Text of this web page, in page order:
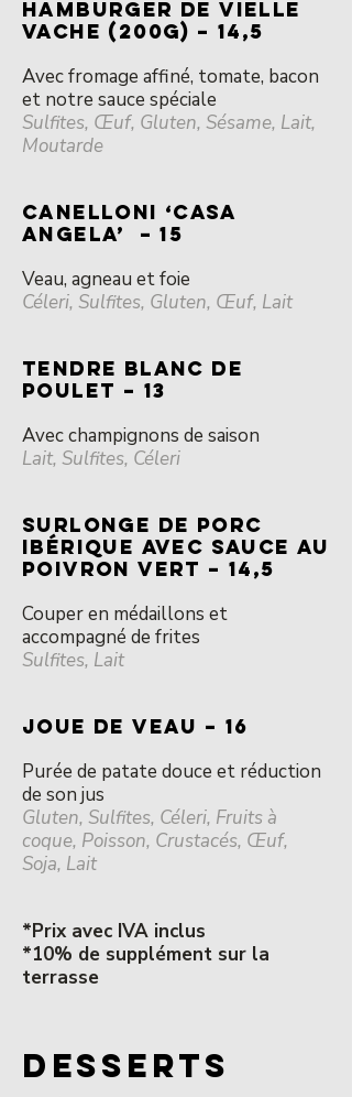
HAMBURGER DE VIelle
vache (200g) – 14,5
Avec fromage affiné, tomate, bacon
et notre sauce spéciale
Sulfites, Œuf, Gluten, Sésame, Lait,
Moutarde
CANELLONI ‘CASA
ANGELA’ – 15
Veau, agneau et foie
Céleri, Sulfites, Gluten, Œuf, Lait
TENDRE BLANC DE
POULET – 13
Avec champignons de saison
Lait, Sulfites, Céleri
SURLONGE DE PORC
IBÉRIQUE AVEC SAUCE AU
POIVRON VERT – 14,5
Couper en médaillons et
accompagné de frites
Sulfites, Lait
JOUE DE VEAU – 16
Purée de patate douce et réduction
de son jus
Gluten, Sulfites, Céleri, Fruits à
coque, Poisson, Crustacés, Œuf,
Soja, Lait
*Prix avec IVA inclus
*10% de supplément sur la
terrasse
DESSERTS